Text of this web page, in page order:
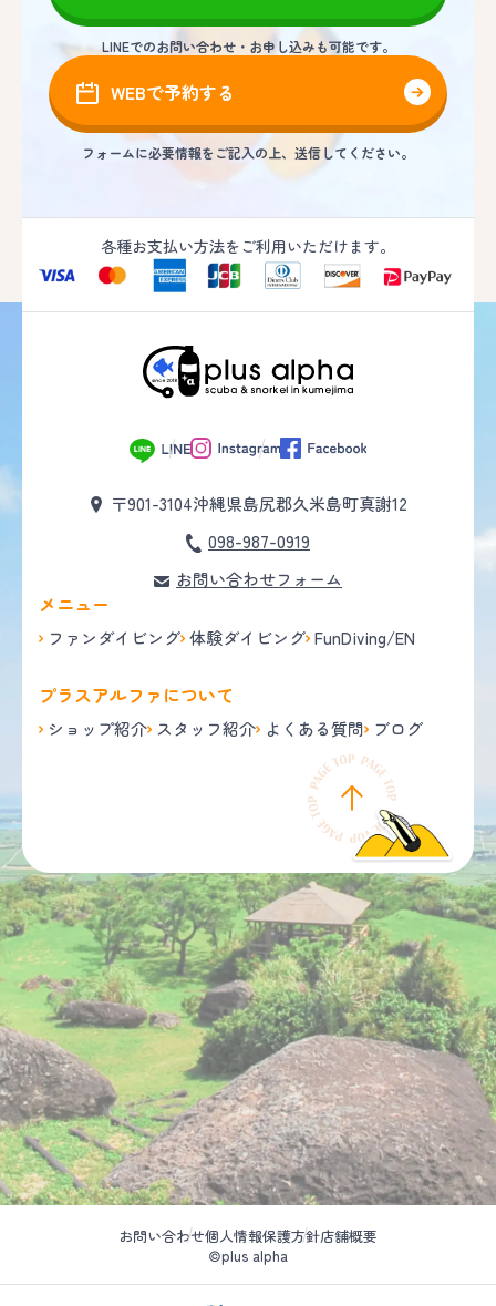
LINEでのお問い合わせ・お申し込みも可能です。
WEBで予約する
フォームに必要情報をご記入の上、送信してください。
各種お支払い方法をご利用いただけます。
〒901-3104沖縄県島尻郡久米島町真謝12
098-987-0919
お問い合わせフォーム
メニュー
ファンダイビング 体験ダイビング FunDiving/EN
プラスアルファについて
ショップ紹介 スタッフ紹介 よくある質問 ブログ
お問い合わせ個人情報保護方針店舗概要
©plus alpha